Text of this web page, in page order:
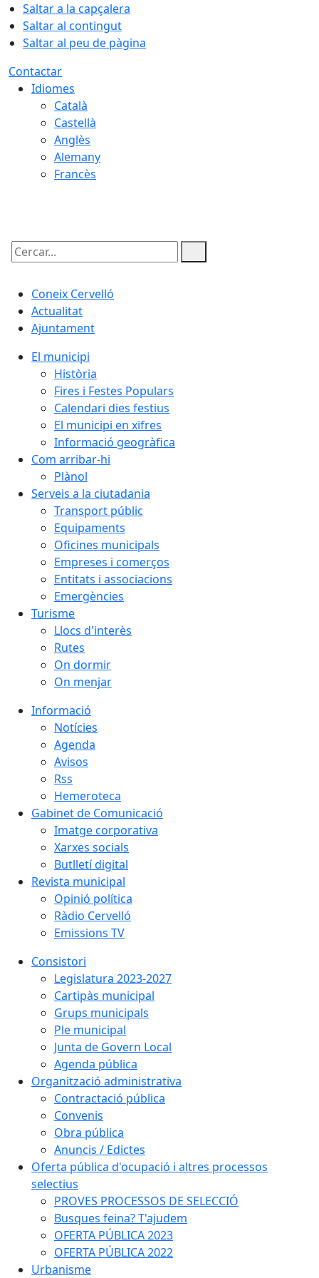
Saltar a la capçalera
Saltar al contingut
Saltar al peu de pàgina
Contactar
Idiomes
Català
Castellà
Anglès
Alemany
Francès
Cercar:
Coneix Cervelló
Actualitat
Ajuntament
El municipi
Història
Fires i Festes Populars
Calendari dies festius
El municipi en xifres
Informació geogràfica
Com arribar-hi
Plànol
Serveis a la ciutadania
Transport públic
Equipaments
Oficines municipals
Empreses i comerços
Entitats i associacions
Emergències
Turisme
Llocs d'interès
Rutes
On dormir
On menjar
Informació
Notícies
Agenda
Avisos
Rss
Hemeroteca
Gabinet de Comunicació
Imatge corporativa
Xarxes socials
Butlletí digital
Revista municipal
Opinió política
Ràdio Cervelló
Emissions TV
Consistori
Legislatura 2023-2027
Cartipàs municipal
Grups municipals
Ple municipal
Junta de Govern Local
Agenda pública
Organització administrativa
Contractació pública
Convenis
Obra pública
Anuncis / Edictes
Oferta pública d'ocupació i altres processos
selectius
PROVES PROCESSOS DE SELECCIÓ
Busques feina? T'ajudem
OFERTA PÚBLICA 2023
OFERTA PÚBLICA 2022
Urbanisme